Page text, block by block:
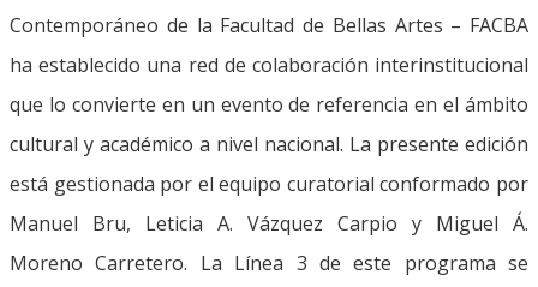
Contemporáneo de la Facultad de Bellas Artes – FACBA
ha establecido una red de colaboración interinstitucional
que lo convierte en un evento de referencia en el ámbito
cultural y académico a nivel nacional. La presente edición
está gestionada por el equipo curatorial conformado por
Manuel Bru, Leticia A. Vázquez Carpio y Miguel Á.
Moreno Carretero. La Línea 3 de este programa se